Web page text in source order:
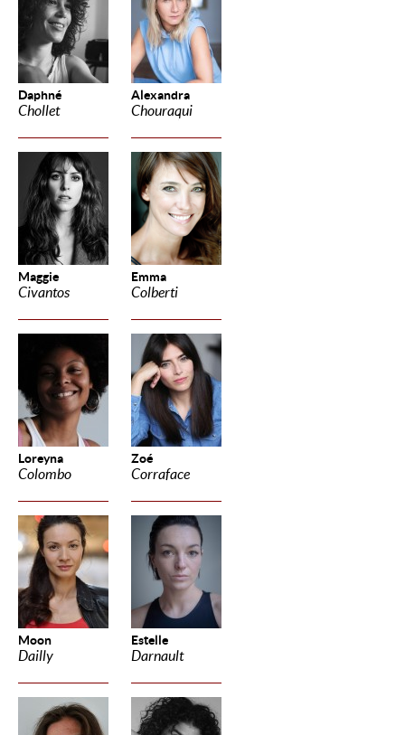
Daphné
Chollet
Alexandra
Chouraqui
Maggie
Civantos
Emma
Colberti
Loreyna
Colombo
Zoé
Corraface
Moon
Dailly
Estelle
Darnault